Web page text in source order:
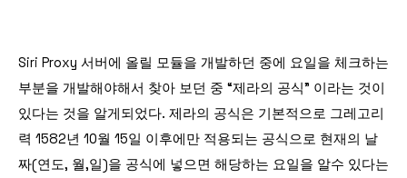
Siri Proxy 서버에 올릴 모듈을 개발하던 중에 요일을 체크하는
부분을 개발해야해서 찾아 보던 중 “제라의 공식” 이라는 것이
있다는 것을 알게되었다. 제라의 공식은 기본적으로 그레고리
력 1582년 10월 15일 이후에만 적용되는 공식으로 현재의 날
짜(연도, 월,일)을 공식에 넣으면 해당하는 요일을 알수 있다는